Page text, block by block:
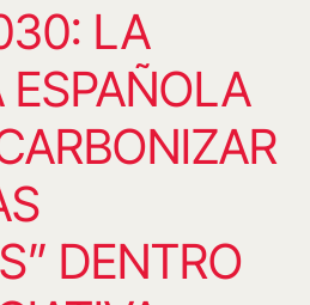
LA
ESPAÑOLA
DENTRO